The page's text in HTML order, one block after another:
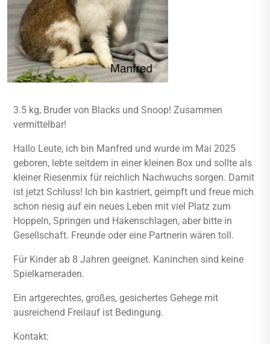
3.5 kg, Bruder von Blacks und Snoop! Zusammen
vermittelbar!
Hallo Leute, ich bin Manfred und wurde im Mai 2025
geboren, lebte seitdem in einer kleinen Box und sollte als
kleiner Riesenmix für reichlich Nachwuchs sorgen. Damit
ist jetzt Schluss! Ich bin kastriert, geimpft und freue mich
schon riesig auf ein neues Leben mit viel Platz zum
Hoppeln, Springen und Hakenschlagen, aber bitte in
Gesellschaft. Freunde oder eine Partnerin wären toll.
Für Kinder ab 8 Jahren geeignet. Kaninchen sind keine
Spielkameraden.
Ein artgerechtes, großes, gesichertes Gehege mit
ausreichend Freilauf ist Bedingung.
Kontakt: